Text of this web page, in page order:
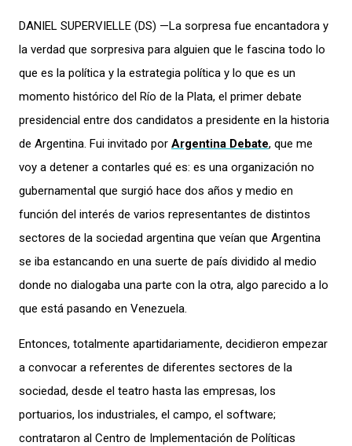
DANIEL SUPERVIELLE (DS) —La sorpresa fue encantadora y
la verdad que sorpresiva para alguien que le fascina todo lo
que es la política y la estrategia política y lo que es un
momento histórico del Río de la Plata, el primer debate
presidencial entre dos candidatos a presidente en la historia
de Argentina. Fui invitado por Argentina Debate, que me
voy a detener a contarles qué es: es una organización no
gubernamental que surgió hace dos años y medio en
función del interés de varios representantes de distintos
sectores de la sociedad argentina que veían que Argentina
se iba estancando en una suerte de país dividido al medio
donde no dialogaba una parte con la otra, algo parecido a lo
que está pasando en Venezuela.
Entonces, totalmente apartidariamente, decidieron empezar
a convocar a referentes de diferentes sectores de la
sociedad, desde el teatro hasta las empresas, los
portuarios, los industriales, el campo, el software;
contrataron al Centro de Implementación de Políticas